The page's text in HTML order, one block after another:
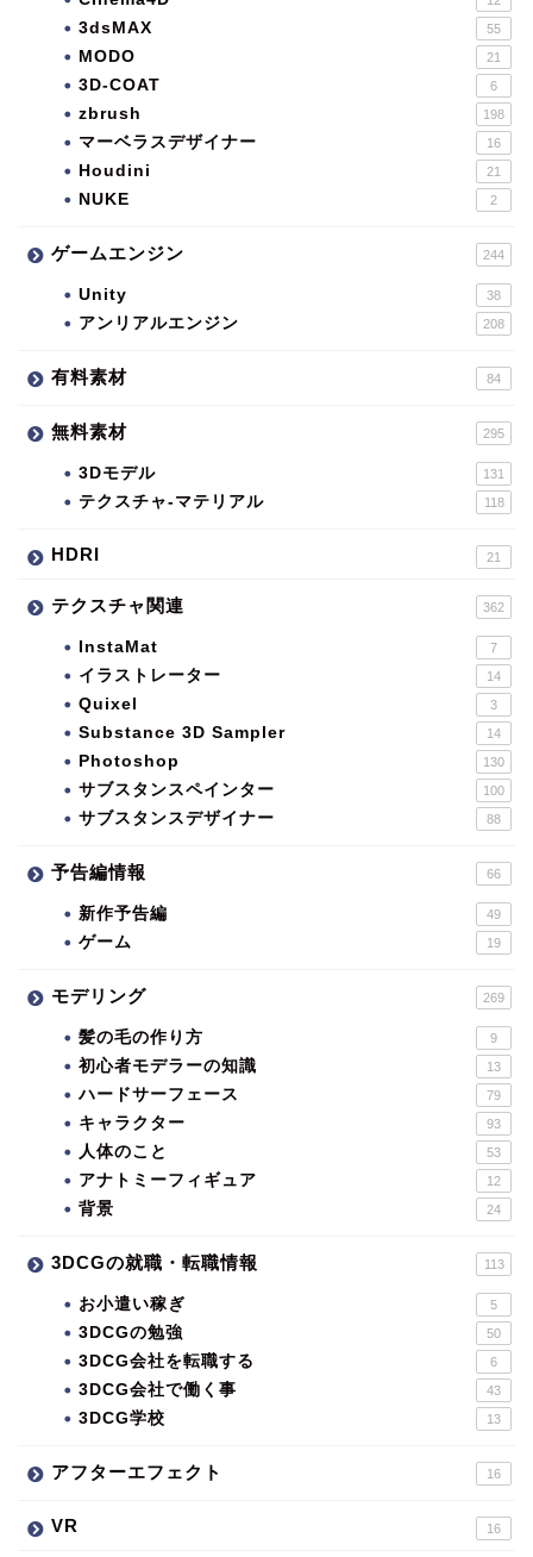
3dsMAX 55
MODO 21
3D-COAT 6
zbrush 198
マーベラスデザイナー 16
Houdini 21
NUKE 2
ゲームエンジン 244
Unity 38
アンリアルエンジン 208
有料素材 84
無料素材 295
3Dモデル 131
テクスチャ-マテリアル 118
HDRI 21
テクスチャ関連 362
InstaMat 7
イラストレーター 14
Quixel 3
Substance 3D Sampler 14
Photoshop 130
サブスタンスペインター 100
サブスタンスデザイナー 88
予告編情報 66
新作予告編 49
ゲーム 19
モデリング 269
髪の毛の作り方 9
初心者モデラーの知識 13
ハードサーフェース 79
キャラクター 93
人体のこと 53
アナトミーフィギュア 12
背景 24
3DCGの就職・転職情報 113
お小遣い稼ぎ 5
3DCGの勉強 50
3DCG会社を転職する 6
3DCG会社で働く事 43
3DCG学校 13
アフターエフェクト 16
VR 16